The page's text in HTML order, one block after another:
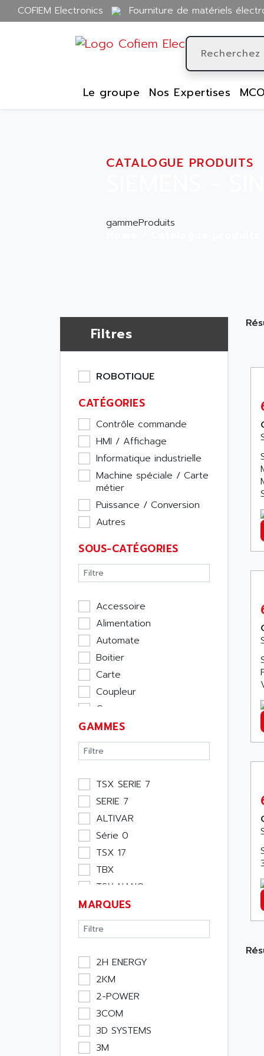
COFIEM Electronics Fourniture de matériels
Le groupe Nos Expertises
CATALOGUE PRODUITS
gammeProduits
Filtres
ROBOTIQUE
CATÉGORIES
Contrôle commande
HMI / Affichage
Informatique industrielle
Machine spéciale / Carte
métier
Puissance / Conversion
Autres
SOUS-CATÉGORIES
Accessoire
Alimentation
Automate
Boitier
Carte
Coupleur
Cpu
Ecran
Entrée / Sortie
Memoire
Module Métier
Moteur
Pupitre Opérateur
Rack
Etude
Software
Variateur
Actif
Consommable
Energie
Optoélectronique
Passif
Bureau
Emballage
Informatique
GAMMES
TSX SERIE 7
SERIE 7
ALTIVAR
Série 0
TSX 17
TBX
TSX NANO
TSX PREMIUM
ASI
APRIL 5000
XUD
TSX MICRO
MAGELIS
TCCX
CCX17
TELEFAST
MARQUES
2H ENERGY
2KM
2-POWER
3COM
3D SYSTEMS
3M